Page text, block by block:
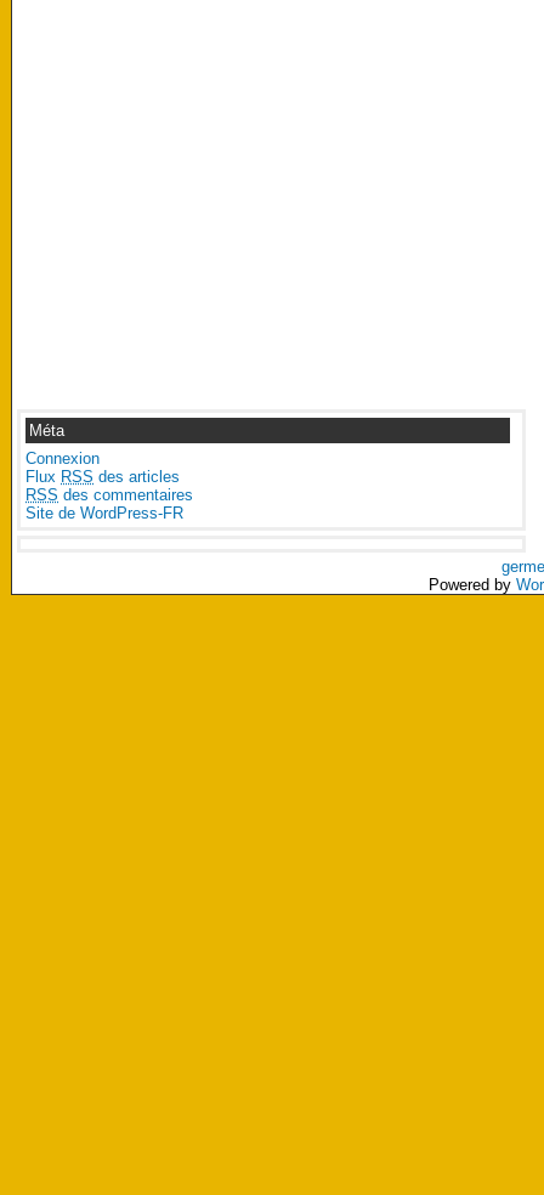
Méta
Connexion
Flux RSS des articles
RSS des commentaires
Site de WordPress-FR
Powered by